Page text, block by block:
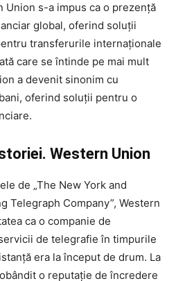
Union s-a impus ca o prezență
global, oferind soluții
transferurile internaționale
care se întinde pe mai mult
a devenit sinonim cu
oferind soluții pentru o
Western Union
de „The New York and
Telegraph Company”, Western
ca o companie de
de telegrafie în timpurile
era la început de drum. La
o reputație de încredere